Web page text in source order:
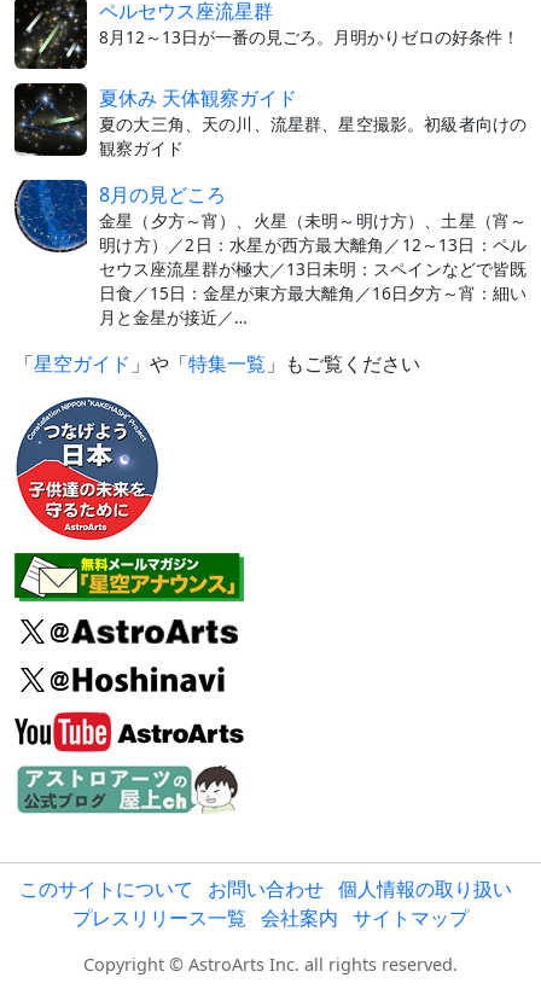
ペルセウス座流星群
8月12～13日が一番の見ごろ。月明かりゼロの好条件！
夏休み 天体観察ガイド
夏の大三角、天の川、流星群、星空撮影。初級者向けの
観察ガイド
8月の見どころ
金星（夕方～宵）、火星（未明～明け方）、土星（宵～
明け方）／2日：水星が西方最大離角／12～13日：ペル
セウス座流星群が極大／13日未明：スペインなどで皆既
日食／15日：金星が東方最大離角／16日夕方～宵：細い
月と金星が接近／…
「星空ガイド 」や「特集一覧 」もご覧ください
このサイトについて お問い合わせ 個人情報の取り扱い
プレスリリース一覧 会社案内 サイトマップ
Copyright © AstroArts Inc. all rights reserved.